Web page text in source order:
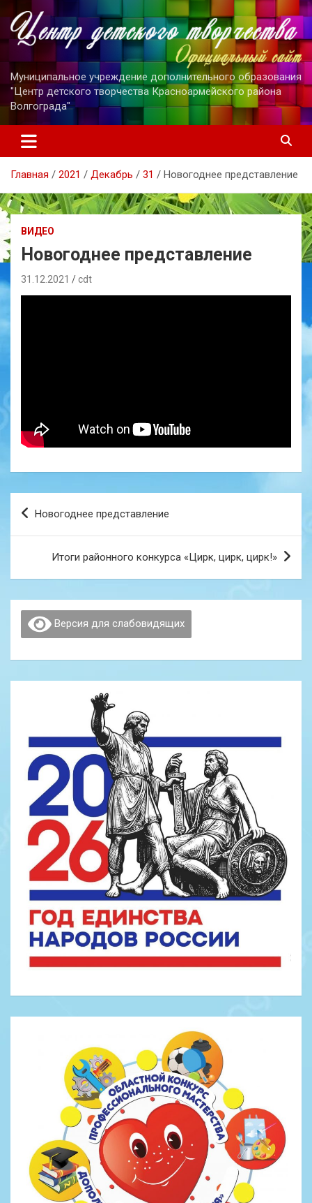
к
содержимому
Муниципальное учреждение дополнительного образования
"Центр детского творчества Красноармейского района
Волгограда"
Главная 2021 Декабрь 31 Новогоднее представление
ВИДЕО
Новогоднее представление
31.12.2021 cdt
Навигация
записям
Новогоднее представление
Итоги районного конкурса «Цирк, цирк, цирк!»
Версия для слабовидящих